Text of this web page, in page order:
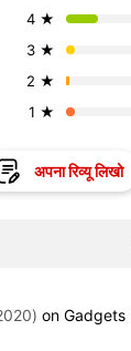
4 ★
3 ★
2 ★
1 ★
अपना रिव्यू लिखो
on Gadgets